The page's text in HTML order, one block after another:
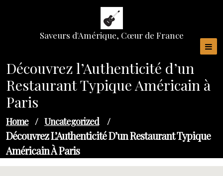
Saveurs d'Amérique, Cœur de France
Découvrez l’Authenticité d’un
Restaurant Typique Américain à
Paris
Home / Uncategorized /
Découvrez L’Authenticité D’un Restaurant Typique
Américain À Paris